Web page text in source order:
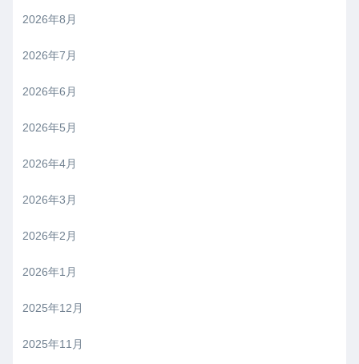
2026年8月
2026年7月
2026年6月
2026年5月
2026年4月
2026年3月
2026年2月
2026年1月
2025年12月
2025年11月